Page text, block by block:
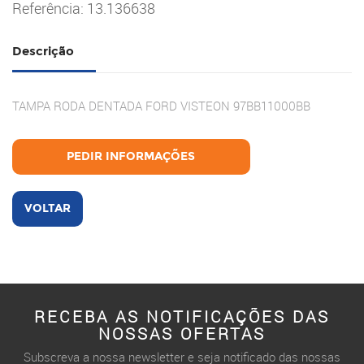
Referência: 13.136638
Descrição
TAMPA RODA DENTADA FORD VISTEON 97BB11000BB
PEDIR INFORMAÇÕES
VOLTAR
RECEBA AS NOTIFICAÇÕES DAS
NOSSAS OFERTAS
Subscreva a nossa newsletter e seja notificado das nossas